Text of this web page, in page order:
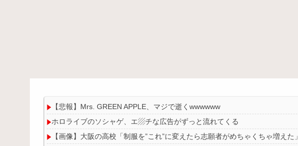
【悲報】Mrs. GREEN APPLE、マジで逝くwwwwww
ホロライブのソシャゲ、エ▨チな広告がずっと流れてくる
【画像】大阪の高校「制服を”これ”に変えたら志願者がめちゃくちゃ増えた」